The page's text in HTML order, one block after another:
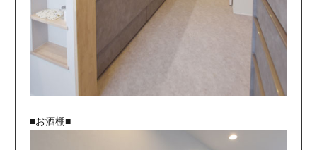
■お酒棚■